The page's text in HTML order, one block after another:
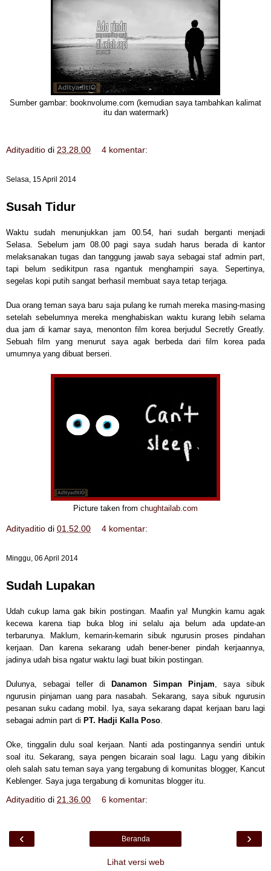
Sumber gambar: booknvolume.com (kemudian saya tambahkan kalimat
itu dan watermark)
Adityaditio di 23.28.00 4 komentar:
Selasa, 15 April 2014
Susah Tidur
Waktu sudah menunjukkan jam 00.54, hari sudah berganti menjadi
Selasa. Sebelum jam 08.00 pagi saya sudah harus berada di kantor
melaksanakan tugas dan tanggung jawab saya sebagai staf admin part,
tapi belum sedikitpun rasa ngantuk menghampiri saya. Sepertinya,
segelas kopi putih sangat berhasil membuat saya tetap terjaga.
Dua orang teman saya baru saja pulang ke rumah mereka masing-masing
setelah sebelumnya mereka menghabiskan waktu kurang lebih selama
dua jam di kamar saya, menonton film korea berjudul Secretly Greatly.
Sebuah film yang menurut saya agak berbeda dari film korea pada
umumnya yang dibuat berseri.
Picture taken from chughtailab.com
Adityaditio di 01.52.00 4 komentar:
Minggu, 06 April 2014
Sudah Lupakan
Udah cukup lama gak bikin postingan. Maafin ya! Mungkin kamu agak
kecewa karena tiap buka blog ini selalu aja belum ada update-an
terbarunya. Maklum, kemarin-kemarin sibuk ngurusin proses pindahan
kerjaan. Dan karena sekarang udah bener-bener pindah kerjaannya,
jadinya udah bisa ngatur waktu lagi buat bikin postingan.
Dulunya, sebagai teller di Danamon Simpan Pinjam, saya sibuk
ngurusin pinjaman uang para nasabah. Sekarang, saya sibuk ngurusin
pesanan suku cadang mobil. Iya, saya sekarang dapat kerjaan baru lagi
sebagai admin part di PT. Hadji Kalla Poso.
Oke, tinggalin dulu soal kerjaan. Nanti ada postingannya sendiri untuk
soal itu. Sekarang, saya pengen bicarain soal lagu. Lagu yang dibikin
oleh salah satu teman saya yang tergabung di komunitas blogger, Kancut
Keblenger. Saya juga tergabung di komunitas blogger itu.
Adityaditio di 21.36.00 6 komentar:
‹ ›
Beranda
Lihat versi web